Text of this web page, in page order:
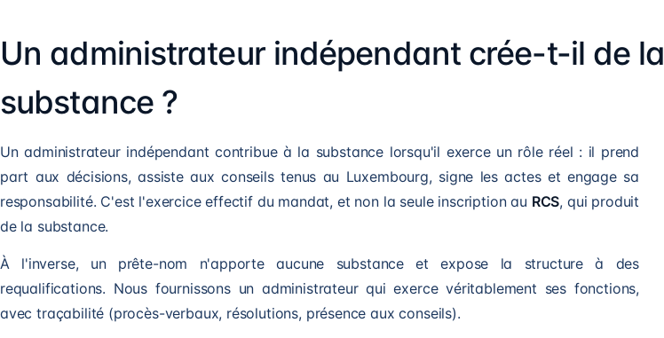
Un administrateur indépendant crée-t-il de la
substance ?
Un administrateur indépendant contribue à la substance lorsqu'il exerce un rôle réel : il prend
part aux décisions, assiste aux conseils tenus au Luxembourg, signe les actes et engage sa
responsabilité. C'est l'exercice effectif du mandat, et non la seule inscription au RCS, qui produit
de la substance.
À l'inverse, un prête-nom n'apporte aucune substance et expose la structure à des
requalifications. Nous fournissons un administrateur qui exerce véritablement ses fonctions,
avec traçabilité (procès-verbaux, résolutions, présence aux conseils).